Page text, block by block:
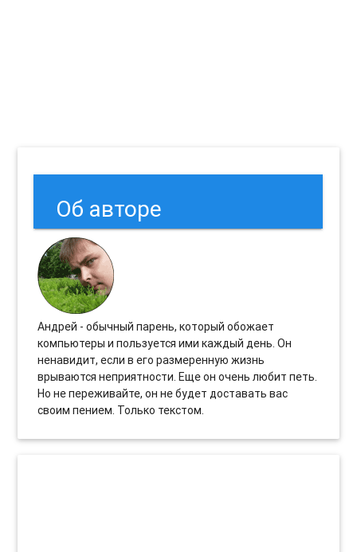
Об авторе
Андрей - обычный парень, который обожает
компьютеры и пользуется ими каждый день. Он
ненавидит, если в его размеренную жизнь
врываются неприятности. Еще он очень любит петь.
Но не переживайте, он не будет доставать вас
своим пением. Только текстом.